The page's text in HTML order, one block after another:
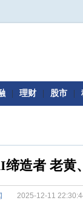
理财 股市
缔造者 老
2025-12-11